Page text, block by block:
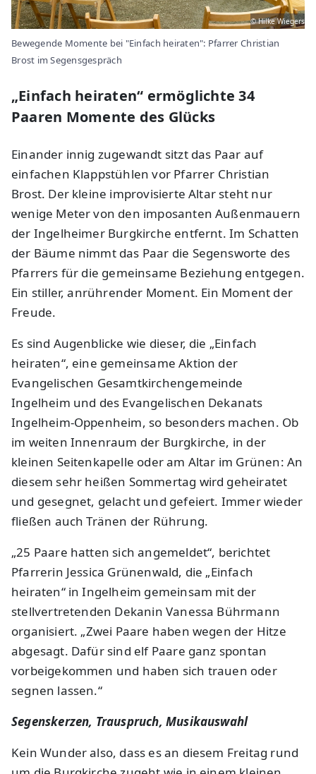
© Hilke Wiegers
Bewegende Momente bei "Einfach heiraten": Pfarrer Christian
Brost im Segensgespräch
„Einfach heiraten“ ermöglichte 34
Paaren Momente des Glücks
Einander innig zugewandt sitzt das Paar auf
einfachen Klappstühlen vor Pfarrer Christian
Brost. Der kleine improvisierte Altar steht nur
wenige Meter von den imposanten Außenmauern
der Ingelheimer Burgkirche entfernt. Im Schatten
der Bäume nimmt das Paar die Segensworte des
Pfarrers für die gemeinsame Beziehung entgegen.
Ein stiller, anrührender Moment. Ein Moment der
Freude.
Es sind Augenblicke wie dieser, die „Einfach
heiraten“, eine gemeinsame Aktion der
Evangelischen Gesamtkirchengemeinde
Ingelheim und des Evangelischen Dekanats
Ingelheim-Oppenheim, so besonders machen. Ob
im weiten Innenraum der Burgkirche, in der
kleinen Seitenkapelle oder am Altar im Grünen: An
diesem sehr heißen Sommertag wird geheiratet
und gesegnet, gelacht und gefeiert. Immer wieder
fließen auch Tränen der Rührung.
„25 Paare hatten sich angemeldet“, berichtet
Pfarrerin Jessica Grünenwald, die „Einfach
heiraten“ in Ingelheim gemeinsam mit der
stellvertretenden Dekanin Vanessa Bührmann
organisiert. „Zwei Paare haben wegen der Hitze
abgesagt. Dafür sind elf Paare ganz spontan
vorbeigekommen und haben sich trauen oder
segnen lassen.“
Segenskerzen, Trauspruch, Musikauswahl
Kein Wunder also, dass es an diesem Freitag rund